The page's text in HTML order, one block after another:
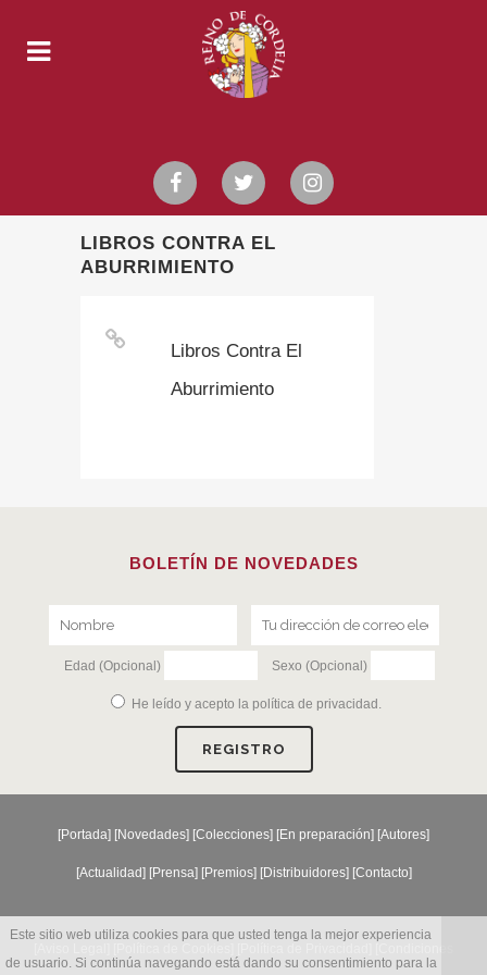
LIBROS CONTRA EL
ABURRIMIENTO
Libros Contra El
Aburrimiento
BOLETÍN DE NOVEDADES
Edad (Opcional) Sexo (Opcional)
He leído y acepto la política de privacidad .
[Portada] [Novedades] [Colecciones] [En preparación] [Autores]
[Actualidad] [Prensa] [Premios] [Distribuidores] [Contacto]
Este sitio web utiliza cookies para que usted tenga la mejor experiencia
de usuario. Si continúa navegando está dando su consentimiento para la